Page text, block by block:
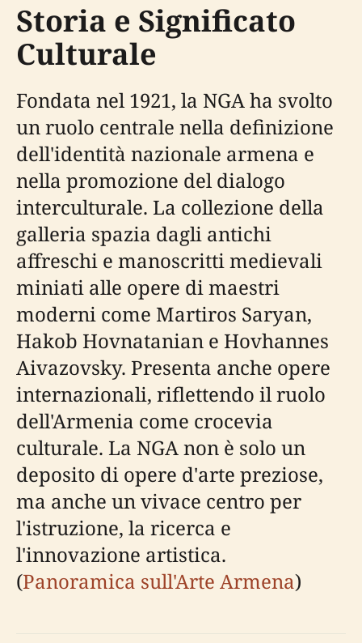
Storia e Significato
Culturale
Fondata nel 1921, la NGA ha svolto
un ruolo centrale nella definizione
dell'identità nazionale armena e
nella promozione del dialogo
interculturale. La collezione della
galleria spazia dagli antichi
affreschi e manoscritti medievali
miniati alle opere di maestri
moderni come Martiros Saryan,
Hakob Hovnatanian e Hovhannes
Aivazovsky. Presenta anche opere
internazionali, riflettendo il ruolo
dell'Armenia come crocevia
culturale. La NGA non è solo un
deposito di opere d'arte preziose,
ma anche un vivace centro per
l'istruzione, la ricerca e
l'innovazione artistica.
(Panoramica sull'Arte Armena)